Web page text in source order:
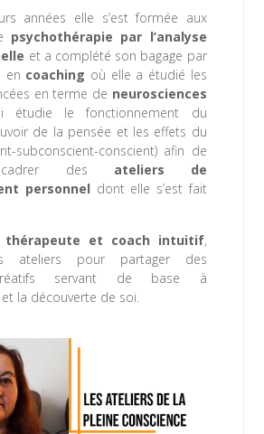
années elle s’est formée aux
psychothérapie par l’analyse
et a complété son bagage par
en coaching où elle a étudié les
en terme de neurosciences
étudie le fonctionnement du
de la pensée et les effets du
subconscient-conscient) afin de
des ateliers de
personnel dont elle s’est fait
thérapeute et coach intuitif,
ateliers pour partager des
servant de base à
la découverte de soi.